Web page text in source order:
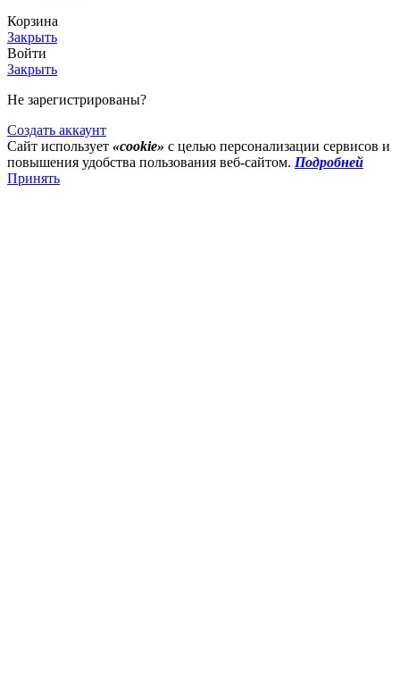
Корзина
Закрыть
Войти
Закрыть
Не зарегистрированы?
Создать аккаунт
Сайт использует «cookie» с целью персонализации сервисов и
повышения удобства пользования веб-сайтом. Подробней
Принять